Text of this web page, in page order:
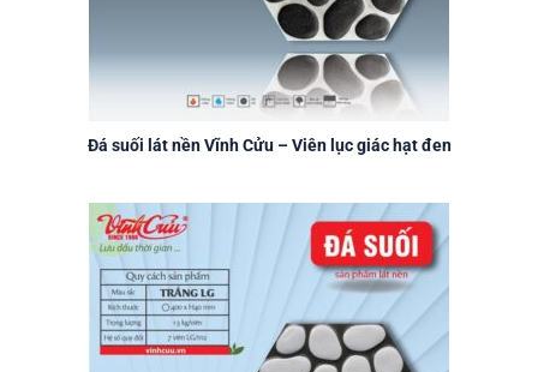
Đá suối lát nền Vĩnh Cửu – Viên lục giác hạt đen